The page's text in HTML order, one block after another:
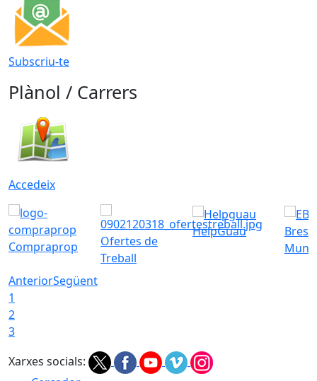
Subscriu-te
Plànol / Carrers
Accedeix
Compraprop
Ofertes de
Treball
HelpGuau
AnteriorSegüent
1
2
3
Xarxes socials: